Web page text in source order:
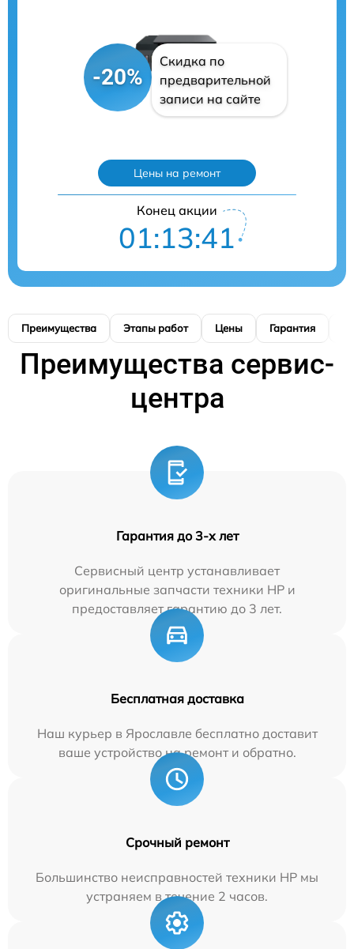
-20%
Скидка по
предварительной
записи на сайте
Цены на ремонт
Конец акции
01:13:40
Преимущества Этапы работ Цены Гарантия
Преимущества сервис-
центра
Гарантия до 3-х лет
Сервисный центр устанавливает
оригинальные запчасти техники HP и
предоставляет гарантию до 3 лет.
Бесплатная доставка
Наш курьер в Ярославле бесплатно доставит
ваше устройство на ремонт и обратно.
Срочный ремонт
Большинство неисправностей техники HP мы
устраняем в течение 2 часов.